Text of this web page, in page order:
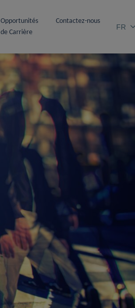
Opportunités
de Carrière
Contactez-nous
FR